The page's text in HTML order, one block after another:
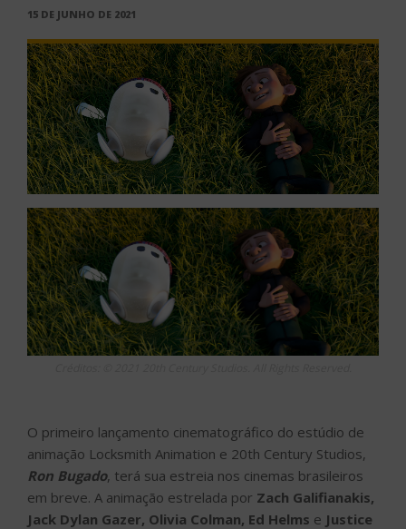
PUBLICADO
15 DE JUNHO DE 2021
O primeiro lançamento cinematográfico do estúdio de
animação Locksmith Animation e 20th Century Studios,
Ron Bugado, terá sua estreia nos cinemas brasileiros
em breve. A animação estrelada por Zach Galifianakis,
Jack Dylan Gazer, Olivia Colman, Ed Helms e Justice